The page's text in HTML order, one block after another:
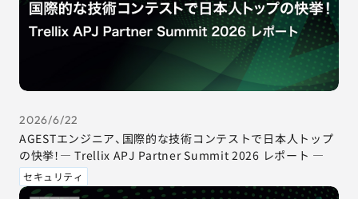
2026/6/22
AGESTエンジニア、国際的な技術コンテストで日本人トップ
の快挙！― Trellix APJ Partner Summit 2026 レポート ―
セキュリティ